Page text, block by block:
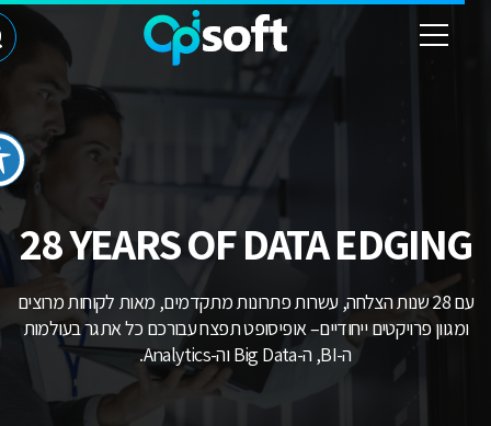
28 YEARS OF DATA
עם 28 שנות הצלחה, עשרות פתרונות מתקדמים, מאות לקוחות מרוצים
פרויקטים ייחודיים– אופיסופט תפצח עבורכם כל אתגר בעולמות